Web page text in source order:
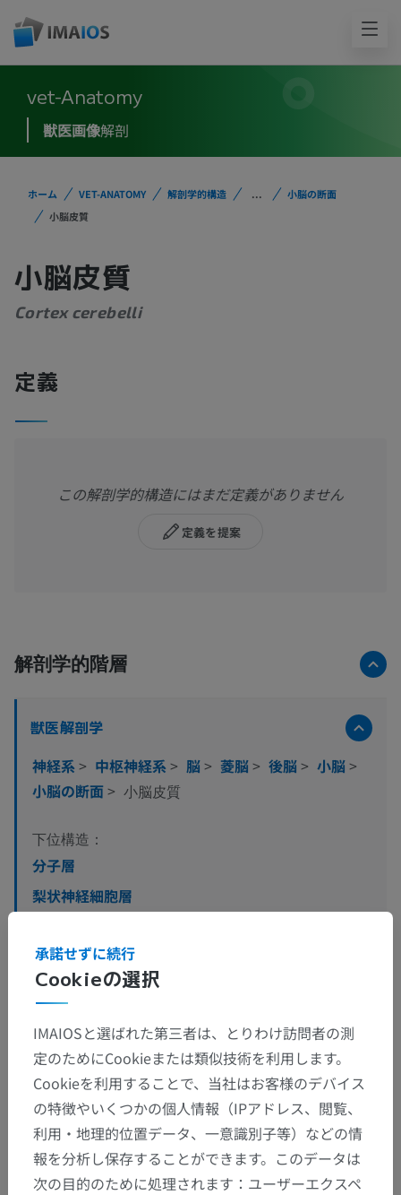
vet-Anatomy
獣医画像解剖
ホーム VET-ANATOMY 解剖学的構造 ...
小脳の断面
小脳皮質
小脳皮質
Cortex cerebelli
定義
この解剖学的構造にはまだ定義がありません
定義を提案
解剖学的階層
獣医解剖学
神経系> 中枢神経系> 脳> 菱脳> 後脳> 小脳>
小脳の断面> 小脳皮質
下位構造：
分子層
梨状神経細胞層
獣医組織学
人間の比較解剖学
翻訳
Cookieの選択
承諾せずに続行
IMAIOSと選ばれた第三者は、とりわけ訪問者の測
定のためにCookieまたは類似技術を利用します。
Cookieを利用することで、当社はお客様のデバイス
の特徴やいくつかの個人情報（IPアドレス、閲覧、
利用・地理的位置データ、一意識別子等）などの情
報を分析し保存することができます。このデータは
次の目的のために処理されます：ユーザーエクスペ